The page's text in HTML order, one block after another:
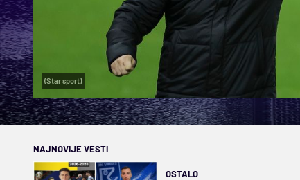
(Star sport)
NAJNOVIJE VESTI
OSTALO